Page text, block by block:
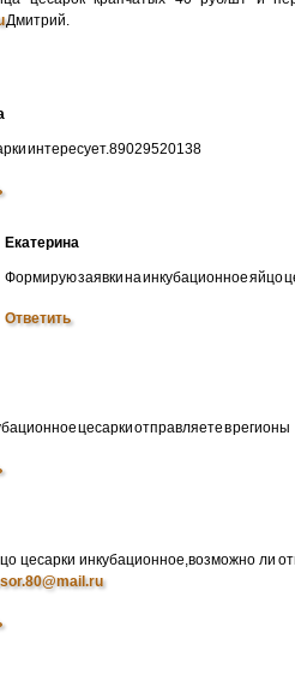
Дмитрий.
интересует.89029520138
Екатерина
Формирую заявки на инкубационное яйцо
Ответить
цесарки отправляете в регионы
цесарки инкубационное,возможно ли